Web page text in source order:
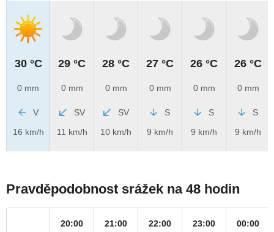
30 °C
0 mm
V
16 km/h
29 °C
0 mm
SV
11 km/h
28 °C
0 mm
SV
10 km/h
27 °C
0 mm
S
9 km/h
26 °C
0 mm
S
9 km/h
26 °C
0 mm
S
9 km/h
Pravděpodobnost srážek na 48 hodin
20:00
21:00
22:00
23:00
00:00